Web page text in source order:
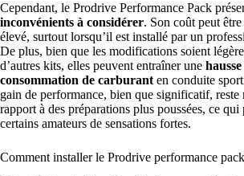
Cependant, le Prodrive Performance Pack
inconvénients à considérer. Son coût peut
élevé, surtout lorsqu’il est installé par un
De plus, bien que les modifications soient
d’autres kits, elles peuvent entraîner une
consommation de carburant en conduite
gain de performance, bien que significatif, reste
rapport à des préparations plus poussées, ce
certains amateurs de sensations fortes.
Comment installer le Prodrive performance pack